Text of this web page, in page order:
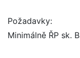
Požadavky:
Minimálně ŘP sk.